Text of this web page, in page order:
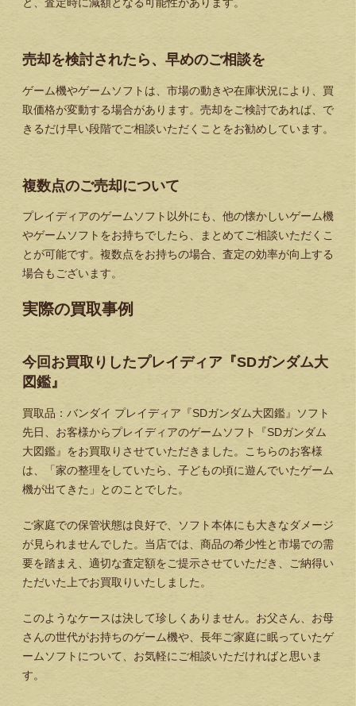
と、査定時に減額となる可能性があります。
売却を検討されたら、早めのご相談を
ゲーム機やゲームソフトは、市場の動きや在庫状況により、買
取価格が変動する場合があります。売却をご検討であれば、で
きるだけ早い段階でご相談いただくことをお勧めしています。
複数点のご売却について
プレイディアのゲームソフト以外にも、他の懐かしいゲーム機
やゲームソフトをお持ちでしたら、まとめてご相談いただくこ
とが可能です。複数点をお持ちの場合、査定の効率が向上する
場合もございます。
実際の買取事例
今回お買取りしたプレイディア『SDガンダム大
図鑑』
買取品：バンダイ プレイディア『SDガンダム大図鑑』ソフト
先日、お客様からプレイディアのゲームソフト『SDガンダム
大図鑑』をお買取りさせていただきました。こちらのお客様
は、「家の整理をしていたら、子どもの頃に遊んでいたゲーム
機が出てきた」とのことでした。
ご家庭での保管状態は良好で、ソフト本体にも大きなダメージ
が見られませんでした。当店では、商品の希少性と市場での需
要を踏まえ、適切な査定額をご提示させていただき、ご納得い
ただいた上でお買取りいたしました。
このようなケースは決して珍しくありません。お父さん、お母
さんの世代がお持ちのゲーム機や、長年ご家庭に眠っていたゲ
ームソフトについて、お気軽にご相談いただければと思いま
す。